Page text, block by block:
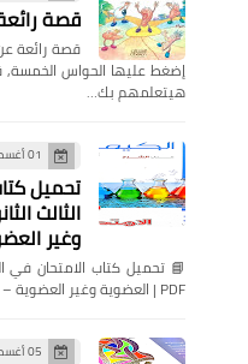
قصة
قصة رائعة
إضغط عليها الحواس
هيتعلمهم بك…
01 أغسطس 2025
تحميل
وغير
PDF | العضوية وغير العضوية – شرح وتدريبات كتاب الامتحان في …
05 أغسطس 2025